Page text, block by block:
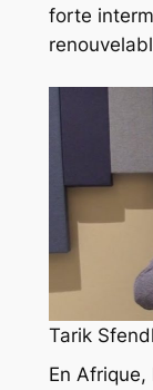
forte
Tarik
En